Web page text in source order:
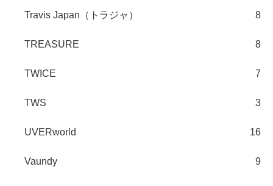
Travis Japan（トラジャ） 8
TREASURE 8
TWICE 7
TWS 3
UVERworld 16
Vaundy 9